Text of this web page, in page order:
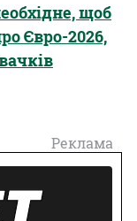
щоб
Євро-2026,
Реклама